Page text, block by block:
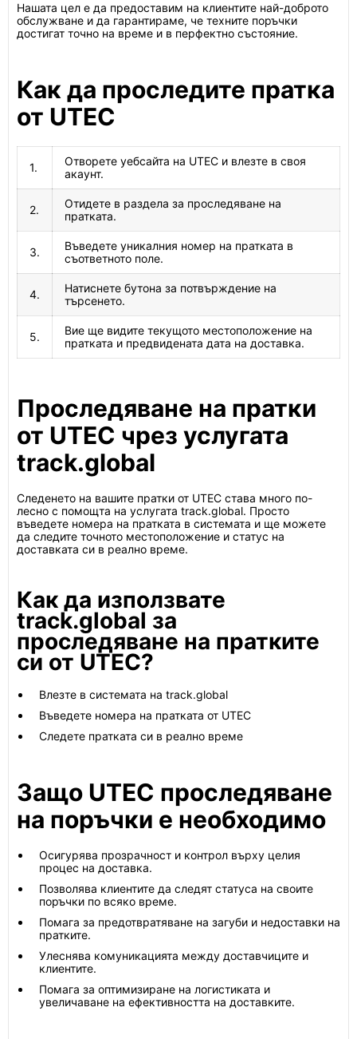
Нашата цел е да предоставим на клиентите най-доброто
обслужване и да гарантираме, че техните поръчки
достигат точно на време и в перфектно състояние.
Как да проследите пратка
от UTEC
1.
Отворете уебсайта на UTEC и влезте в своя
акаунт.
2.
Отидете в раздела за проследяване на
пратката.
3.
Въведете уникалния номер на пратката в
съответното поле.
4.
Натиснете бутона за потвърждение на
търсенето.
5.
Вие ще видите текущото местоположение на
пратката и предвидената дата на доставка.
Проследяване на пратки
от UTEC чрез услугата
track.global
Следенето на вашите пратки от UTEC става много по-
лесно с помощта на услугата track.global. Просто
въведете номера на пратката в системата и ще можете
да следите точното местоположение и статус на
доставката си в реално време.
Как да използвате
track.global за
проследяване на пратките
си от UTEC?
Влезте в системата на track.global
Въведете номера на пратката от UTEC
Следете пратката си в реално време
Защо UTEC проследяване
на поръчки е необходимо
Осигурява прозрачност и контрол върху целия
процес на доставка.
Позволява клиентите да следят статуса на своите
поръчки по всяко време.
Помага за предотвратяване на загуби и недоставки на
пратките.
Улеснява комуникацията между доставчиците и
клиентите.
Помага за оптимизиране на логистиката и
увеличаване на ефективността на доставките.